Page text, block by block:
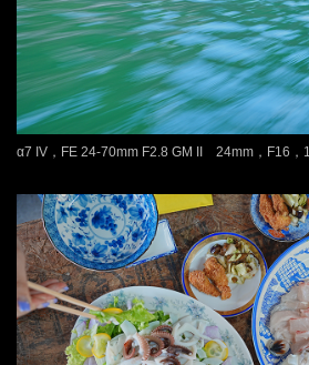
α7 IV，FE 24-70mm F2.8 GM II 24mm，F16，